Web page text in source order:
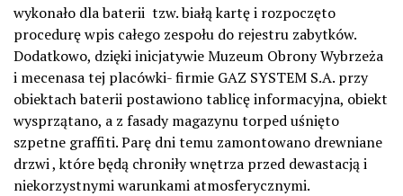
wykonało dla baterii tzw. białą kartę i rozpoczęto
procedurę wpis całego zespołu do rejestru zabytków.
Dodatkowo, dzięki inicjatywie Muzeum Obrony Wybrzeża
i mecenasa tej placówki- firmie GAZ SYSTEM S.A. przy
obiektach baterii postawiono tablicę informacyjna, obiekt
wysprzątano, a z fasady magazynu torped uśnięto
szpetne graffiti. Parę dni temu zamontowano drewniane
drzwi , które będą chroniły wnętrza przed dewastacją i
niekorzystnymi warunkami atmosferycznymi.